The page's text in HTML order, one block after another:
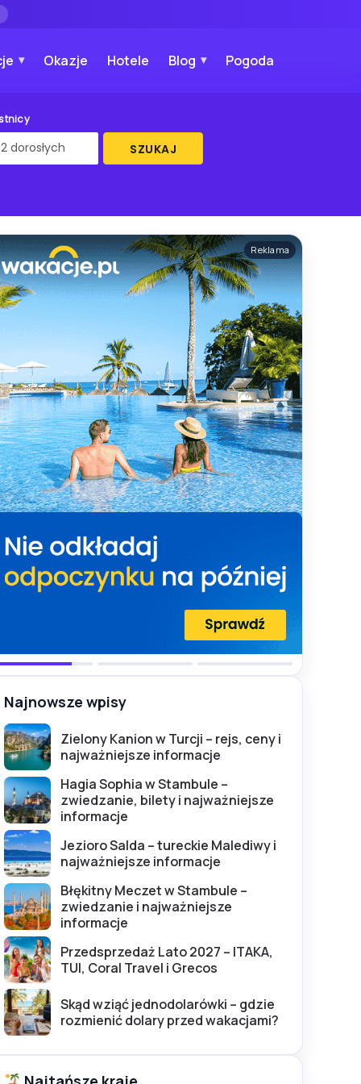
Okazje Hotele Blog Pogoda
SZUKAJ
Reklama
Najnowsze wpisy
Zielony Kanion w Turcji – rejs, ceny i
najważniejsze informacje
Hagia Sophia w Stambule –
zwiedzanie, bilety i najważniejsze
informacje
Jezioro Salda – tureckie Malediwy i
najważniejsze informacje
Błękitny Meczet w Stambule –
zwiedzanie i najważniejsze
informacje
Przedsprzedaż Lato 2027 – ITAKA,
TUI, Coral Travel i Grecos
Skąd wziąć jednodolarówki – gdzie
rozmienić dolary przed wakacjami?